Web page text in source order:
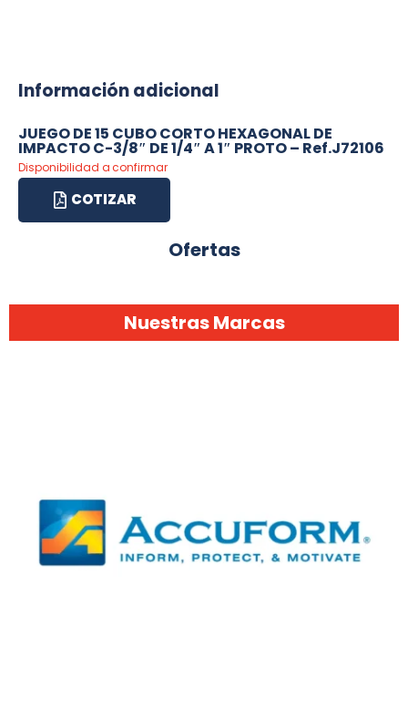
Información adicional
JUEGO DE 15 CUBO CORTO HEXAGONAL DE
IMPACTO C-3/8″ DE 1/4″ A 1″ PROTO – Ref.J72106
Disponibilidad a confirmar
COTIZAR
Ofertas
Nuestras Marcas